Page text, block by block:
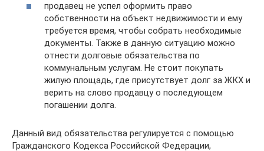
продавец не успел оформить право
собственности на объект недвижимости и ему
требуется время, чтобы собрать необходимые
документы. Также в данную ситуацию можно
отнести долговые обязательства по
коммунальным услугам. Не стоит покупать
жилую площадь, где присутствует долг за ЖКХ и
верить на слово продавцу о последующем
погашении долга.
Данный вид обязательства регулируется с помощью
Гражданского Кодекса Российской Федерации,